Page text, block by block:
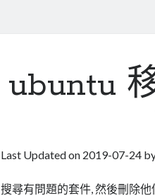
ubuntu
Last Updated on 2019-07-24
搜尋有問題的套件, 然後刪除他